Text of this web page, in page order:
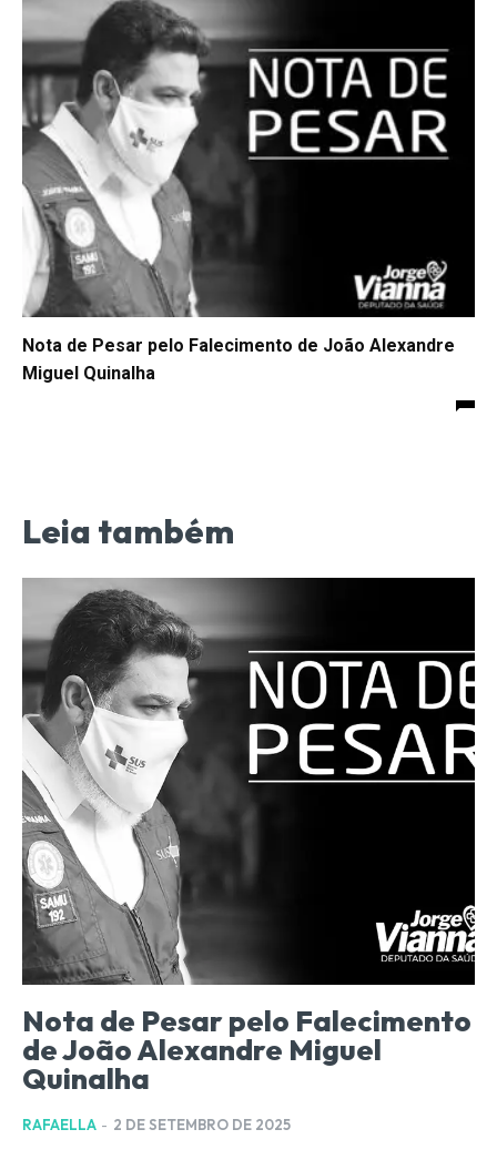
Nota de Pesar pelo Falecimento de João Alexandre
Miguel Quinalha
Leia também
Nota de Pesar pelo Falecimento
de João Alexandre Miguel
Quinalha
RAFAELLA - 2 DE SETEMBRO DE 2025